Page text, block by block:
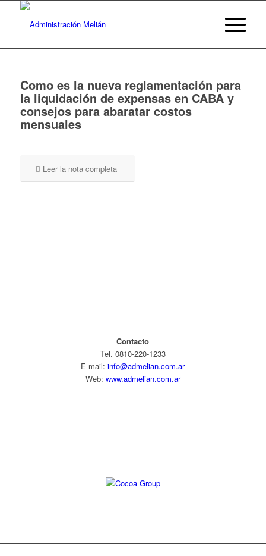
Como es la nueva reglamentación para
la liquidación de expensas en CABA y
consejos para abaratar costos
mensuales
Leer la nota completa
Contacto
Tel. 0810-220-1233
E-mail:info@admelian.com.ar
Web: www.admelian.com.ar